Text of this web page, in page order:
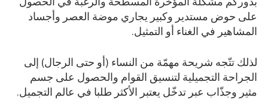
على حوض مستدير وكبير يجاري موضة العصر وأجساد
المشاهير في الغناء أو التمثيل.
لذلك تتّجه شريحة مهمّة من النساء (أو حتى الرجال) إلى
الجراحة التجميلية لتنسيق القوام والحصول على جسم
مثير وجذّاب عبر تدخّل يعتبر الأكثر طلبا في عالم التجميل.